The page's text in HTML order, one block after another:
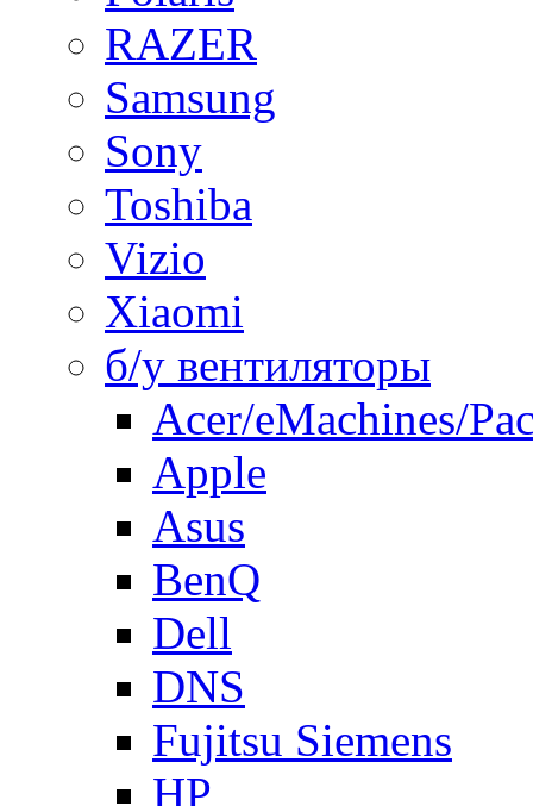
RAZER
Samsung
Sony
Toshiba
Vizio
Xiaomi
б/у вентиляторы
Acer/eMachines/
Apple
Asus
BenQ
Dell
DNS
Fujitsu Siemens
HP